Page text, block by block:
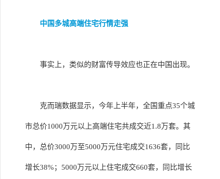
中国多城高端住宅行情走强
事实上，类似的财富传导效应也正在中国出现。
克而瑞数据显示，今年上半年，全国重点35个城
市总价1000万元以上高端住宅共成交近1.8万套。其
中，总价3000万至5000万元住宅成交1636套，同比
增长38%；5000万元以上住宅成交660套，同比增长